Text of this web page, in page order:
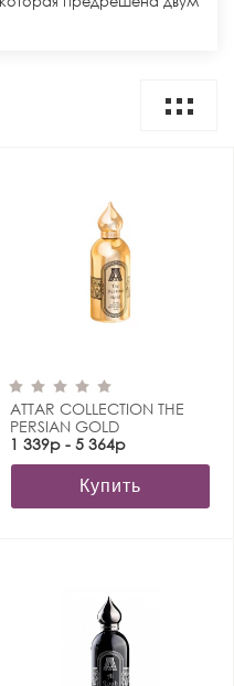
ATTAR COLLECTION THE
PERSIAN GOLD
1 339р - 5 364р
Купить